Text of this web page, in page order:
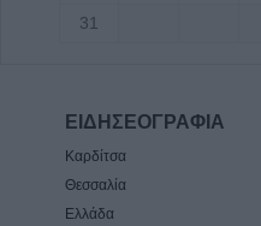
31
ΕΙΔΗΣΕΟΓΡΑΦΙΑ
Καρδίτσα
Θεσσαλία
Ελλάδα